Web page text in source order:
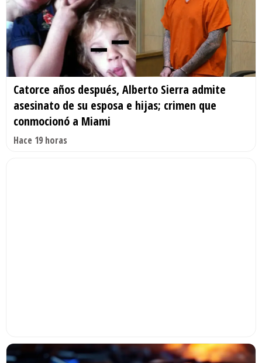
Catorce años después, Alberto Sierra admite
asesinato de su esposa e hijas; crimen que
conmocionó a Miami
Hace 19 horas